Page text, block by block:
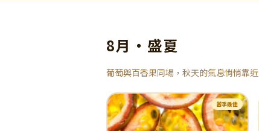
8月・盛夏
葡萄與百香果同場，秋天的氣息悄悄靠近
當季最佳